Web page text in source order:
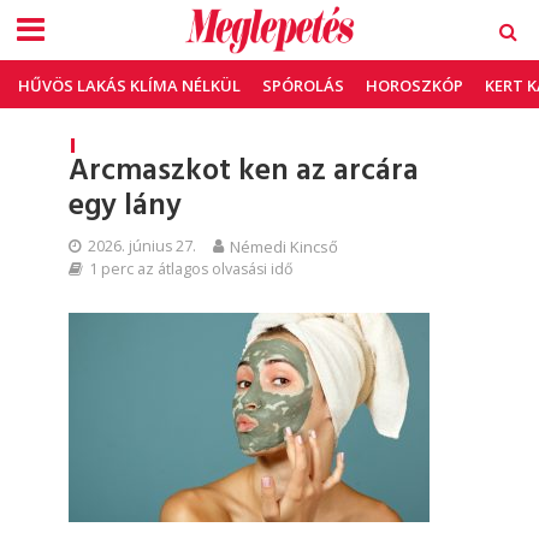
HŰVÖS LAKÁS KLÍMA NÉLKÜL SPÓROLÁS HOROSZKÓP KERT
Arcmaszkot ken az arcára
egy lány
2026. június 27. Némedi Kincső
1 perc az átlagos olvasási idő